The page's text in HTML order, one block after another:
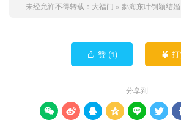
未经允许不得转载： 大福门 » 郝海东叶钊颖结
 赞 (1) 
分享到
     